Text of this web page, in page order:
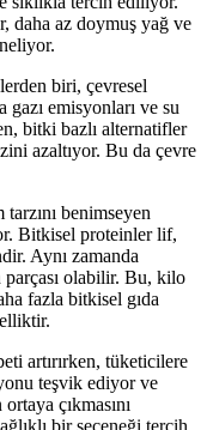
daha az doymuş yağ ve
biri, çevresel
emisyonları ve su
bitki bazlı alternatifler
azaltıyor. Bu da çevre
benimseyen
Bitkisel proteinler lif,
Aynı zamanda
olabilir. Bu, kilo
fazla bitkisel gıda
artırırken, tüketicilere
teşvik ediyor ve
çıkmasını